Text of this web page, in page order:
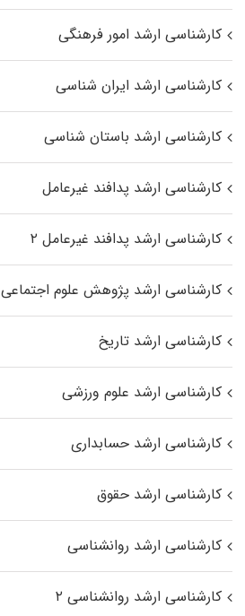
کارشناسی ارشد امور فرهنگی
کارشناسی ارشد ایران شناسی
کارشناسی ارشد باستان شناسی
کارشناسی ارشد پدافند غیرعامل
کارشناسی ارشد پدافند غیرعامل ۲
کارشناسی ارشد پژوهش علوم اجتماعی
کارشناسی ارشد تاریخ
کارشناسی ارشد علوم ورزشی
کارشناسی ارشد حسابداری
کارشناسی ارشد حقوق
کارشناسی ارشد روانشناسی
کارشناسی ارشد روانشناسی ۲